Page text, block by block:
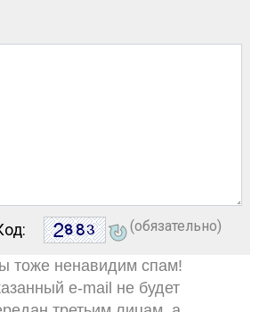
(обязательно)
тоже ненавидим спам!
e-mail не будет